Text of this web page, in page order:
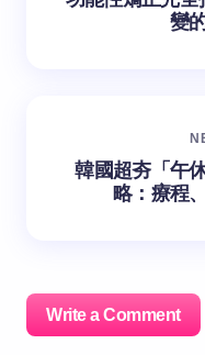
變
韓國超夯「午
略：療程
Write a Comment